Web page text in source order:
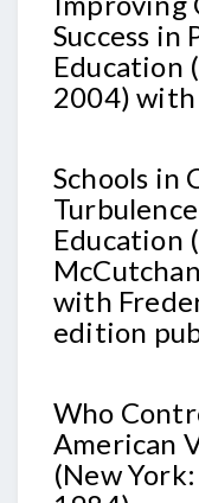
Success in
Education
2004) with
Schools in
Education
with
edition
Who
American
(New